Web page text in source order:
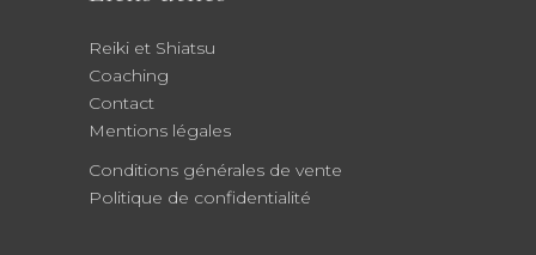
Reiki et Shiatsu
Coaching
Contact
Mentions légales
Conditions générales de vente
Politique de confidentialité